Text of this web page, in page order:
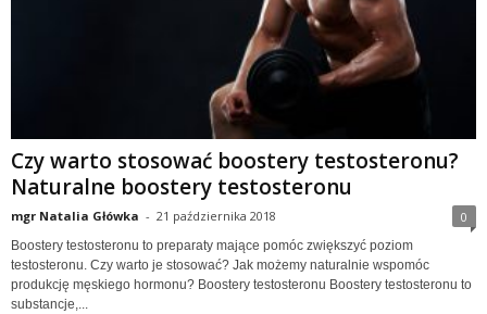
Czy warto stosować boostery testosteronu?
Naturalne boostery testosteronu
mgr Natalia Główka - 21 października 2018 0
Boostery testosteronu to preparaty mające pomóc zwiększyć poziom
testosteronu. Czy warto je stosować? Jak możemy naturalnie wspomóc
produkcję męskiego hormonu? Boostery testosteronu Boostery testosteronu to
substancje,...